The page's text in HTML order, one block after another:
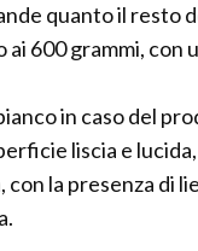
quanto il resto
600 grammi, con
in caso del
liscia e lucida,
la presenza di